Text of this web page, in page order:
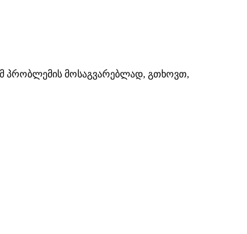
პრობლემის მოსაგვარებლად, გთხოვთ,